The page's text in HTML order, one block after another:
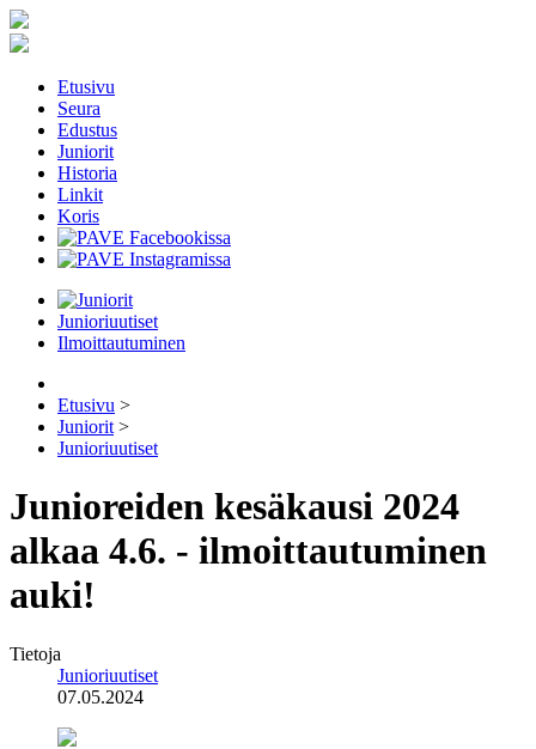
Etusivu
Seura
Edustus
Juniorit
Historia
Linkit
Koris
Junioriuutiset
Ilmoittautuminen
Etusivu >
Juniorit >
Junioriuutiset
Junioreiden kesäkausi 2024
alkaa 4.6. - ilmoittautuminen
auki!
Tietoja
Junioriuutiset
07.05.2024